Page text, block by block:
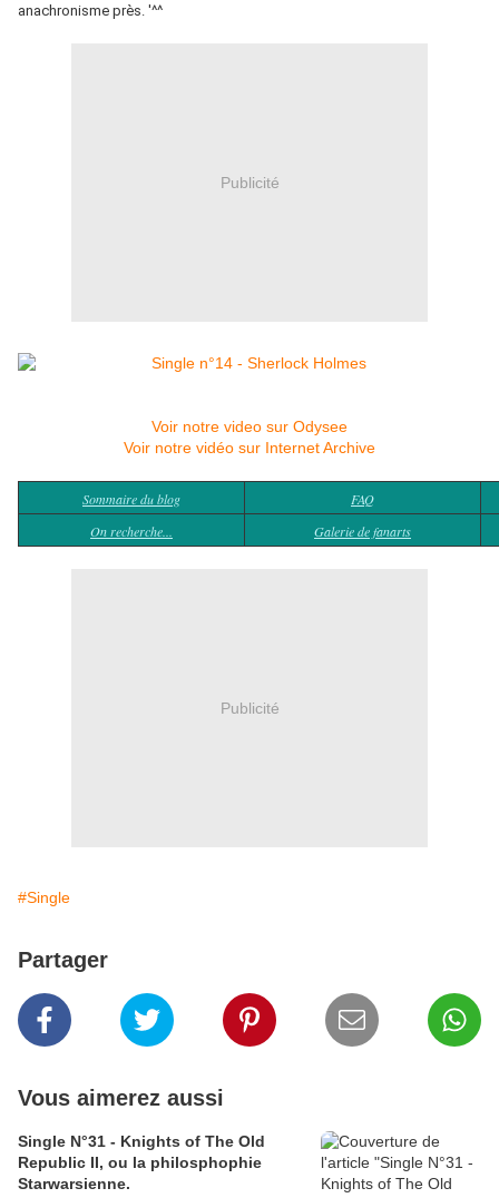
anachronisme près. '^^
Publicité
Voir notre video sur Odysee
Voir notre vidéo sur Internet Archive
Sommaire du blog
FAQ
On recherche...
Galerie de fanarts
Publicité
#Single
Partager
Vous aimerez aussi
Single N°31 - Knights of The Old
Republic II, ou la philosphophie
Starwarsienne.